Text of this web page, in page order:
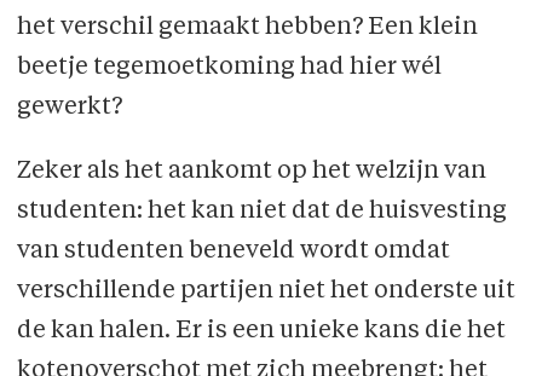
het verschil gemaakt hebben? Een klein
beetje tegemoetkoming had hier wél
gewerkt?
Zeker als het aankomt op het welzijn van
studenten: het kan niet dat de huisvesting
van studenten beneveld wordt omdat
verschillende partijen niet het onderste uit
de kan halen. Er is een unieke kans die het